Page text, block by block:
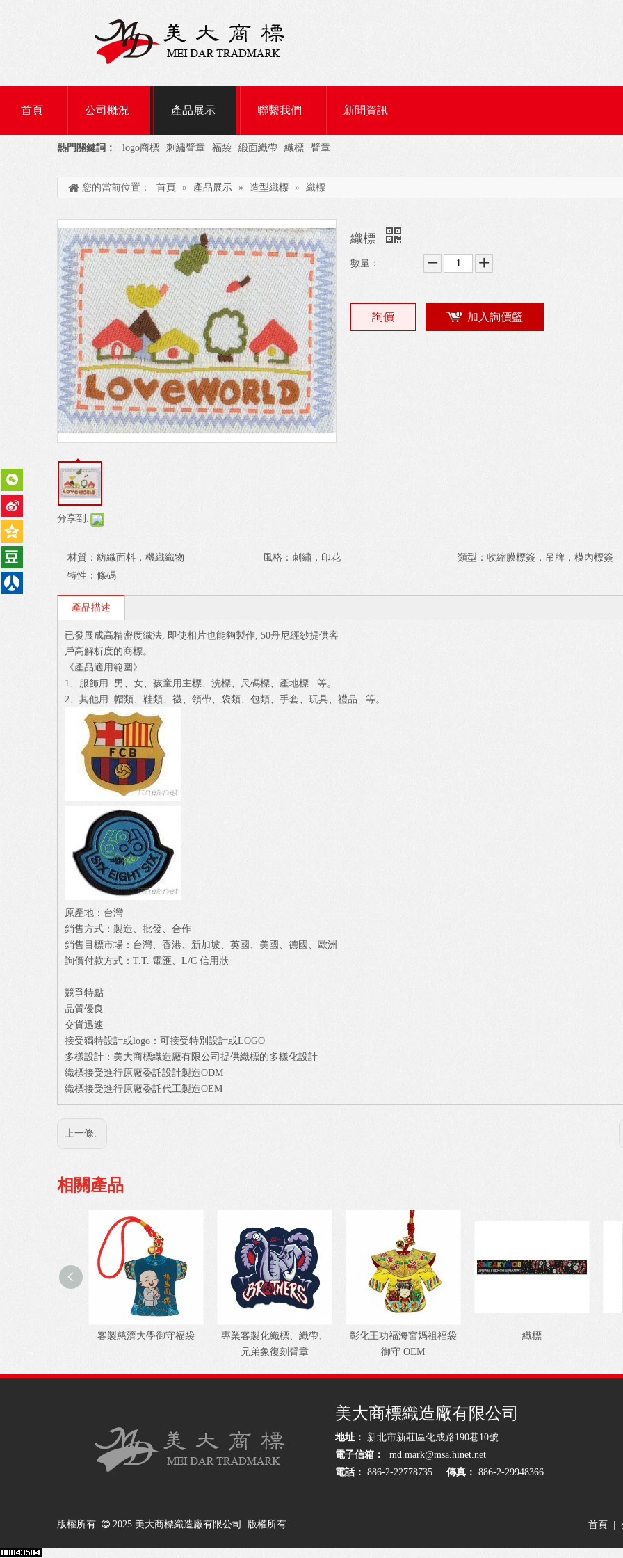
首頁 公司概況 產品展示 聯繫我們 新聞資訊
熱門關鍵詞： logo商標 刺繡臂章 福袋 緞面織帶 織標 臂章
您的當前位置： 首頁 » 產品展示 » 造型織標 » 織標
分享到:
織標
數量：
詢價 加入詢價籃
材質： 紡織面料，機織織物 風格： 刺繡，印花 類型： 收縮膜標簽，吊牌，模內標簽
特性： 條碼
產品描述
已發展成高精密度織法, 即使相片也能夠製作, 50丹尼經紗提供客
戶高解析度的商標。
《產品適用範圍》
1、服飾用: 男、女、孩童用主標、洗標、尺碼標、產地標...等。
2、其他用: 帽類、鞋類、襪、領帶、袋類、包類、手套、玩具、禮品...等。
原產地：台灣
銷售方式：製造、批發、合作
銷售目標市場：台灣、香港、新加坡、英國、美國、德國、歐洲
詢價付款方式：T.T. 電匯、L/C 信用狀
競爭特點
品質優良
交貨迅速
接受獨特設計或logo：可接受特別設計或LOGO
多樣設計：美大商標織造廠有限公司提供織標的多樣化設計
織標接受進行原廠委託設計製造ODM
織標接受進行原廠委託代工製造OEM
上一條:
相關產品
客製慈濟大學御守福袋
專業客製化織標、織帶、
兄弟象復刻臂章
彰化王功福海宮媽祖福袋
御守 OEM
織標
美大商標織造廠有限公司
地址：
新北市新莊區化成路190巷10號
電子信箱 ：
md.mark@msa.hinet.net
電話： 886-2-22778735 傳真： 886-2-29948366
版權所有  2025 美大商標織造廠有限公司 版權所有 首頁